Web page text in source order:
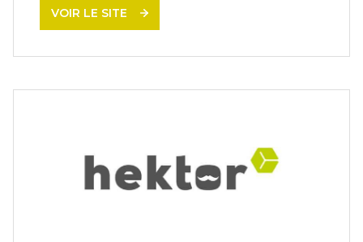
VOIR LE SITE